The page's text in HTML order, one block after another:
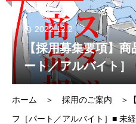
2022.12.2
【採用募集要項】商
ート／アルバイト］
ホーム ＞ 採用のご案内 ＞【
フ［パート／アルバイト］■ 未